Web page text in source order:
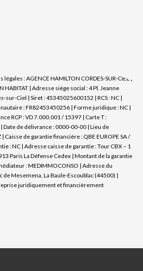
: AGENCE HAMILTON CORDES-SUR-CIEL |
HABITAT | Adresse siège social : 4 Pl. Jeanne
sur-Ciel | Siret : 45345025600152 | RCS : NC |
: FR82453450256 | Forme juridique : NC |
RCP : VD 7.000.001 / 15397 | Carte T :
de délivrance : 0000-00-00 | Lieu de
Caisse de garantie financière : QBE EUROPE SA /
: NC | Adresse caisse de garantie : Tour CBX – 1
Paris La Défense Cedex | Montant de la garantie
: MEDIMMOCONSO | Adresse du
de Mesemena, La Baule-Escoublac (44500) |
juridiquement et financièrement